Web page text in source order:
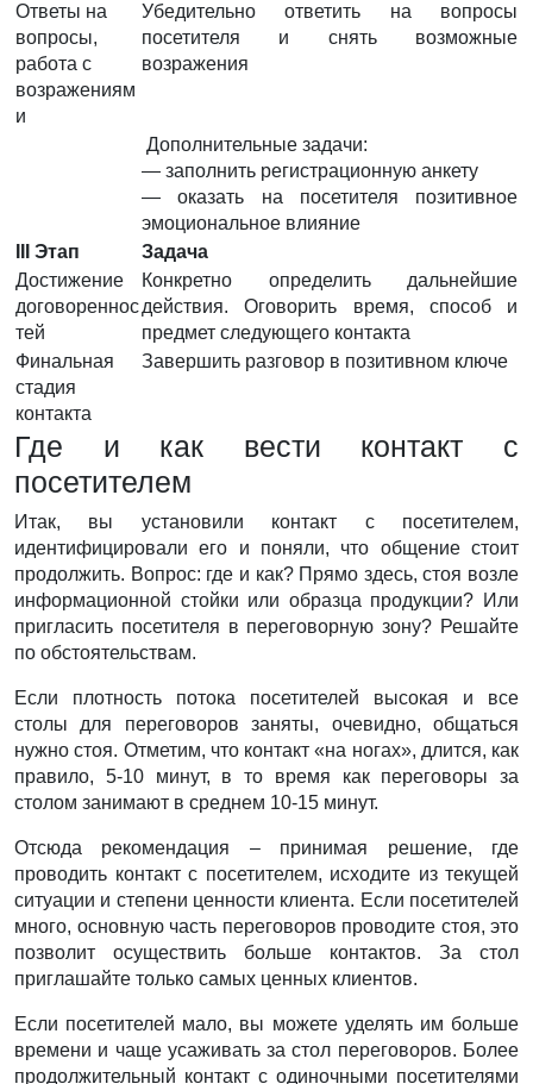
Ответы на
вопросы,
работа с
возражениям
и
Убедительно ответить на вопросы
посетителя и снять возможные
возражения
Дополнительные задачи:
— заполнить регистрационную анкету
— оказать на посетителя позитивное
эмоциональное влияние
III Этап
Задача
Достижение
договореннос
тей
Конкретно определить дальнейшие
действия. Оговорить время, способ и
предмет следующего контакта
Финальная
стадия
контакта
Завершить разговор в позитивном ключе
Где и как вести контакт с
посетителем
Итак, вы установили контакт с посетителем,
идентифицировали его и поняли, что общение стоит
продолжить. Вопрос: где и как? Прямо здесь, стоя возле
информационной стойки или образца продукции? Или
пригласить посетителя в переговорную зону? Решайте
по обстоятельствам.
Если плотность потока посетителей высокая и все
столы для переговоров заняты, очевидно, общаться
нужно стоя. Отметим, что контакт «на ногах», длится, как
правило, 5-10 минут, в то время как переговоры за
столом занимают в среднем 10-15 минут.
Отсюда рекомендация – принимая решение, где
проводить контакт с посетителем, исходите из текущей
ситуации и степени ценности клиента. Если посетителей
много, основную часть переговоров проводите стоя, это
позволит осуществить больше контактов. За стол
приглашайте только самых ценных клиентов.
Если посетителей мало, вы можете уделять им больше
времени и чаще усаживать за стол переговоров. Более
продолжительный контакт с одиночными посетителями